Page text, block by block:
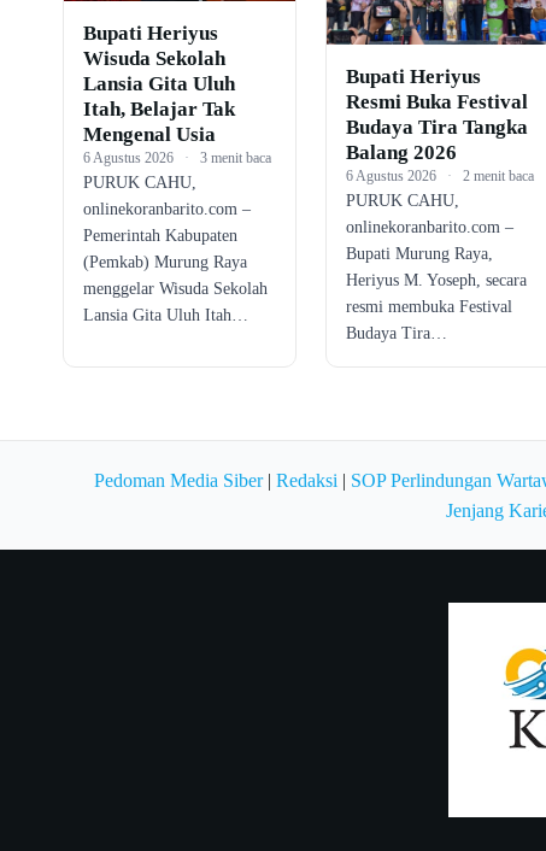
Bupati Heriyus
Wisuda Sekolah
Lansia Gita Uluh
Itah, Belajar Tak
Mengenal Usia
6 Agustus 2026 · 3 menit baca
PURUK CAHU,
onlinekoranbarito.com –
Pemerintah Kabupaten
(Pemkab) Murung Raya
menggelar Wisuda Sekolah
Lansia Gita Uluh Itah…
Bupati Heriyus
Resmi Buka Festival
Budaya Tira Tangka
Balang 2026
6 Agustus 2026 · 2 menit baca
PURUK CAHU,
onlinekoranbarito.com –
Bupati Murung Raya,
Heriyus M. Yoseph, secara
resmi membuka Festival
Budaya Tira…
Pedoman Media Siber| Redaksi | SOP Perlindungan
Jenjang